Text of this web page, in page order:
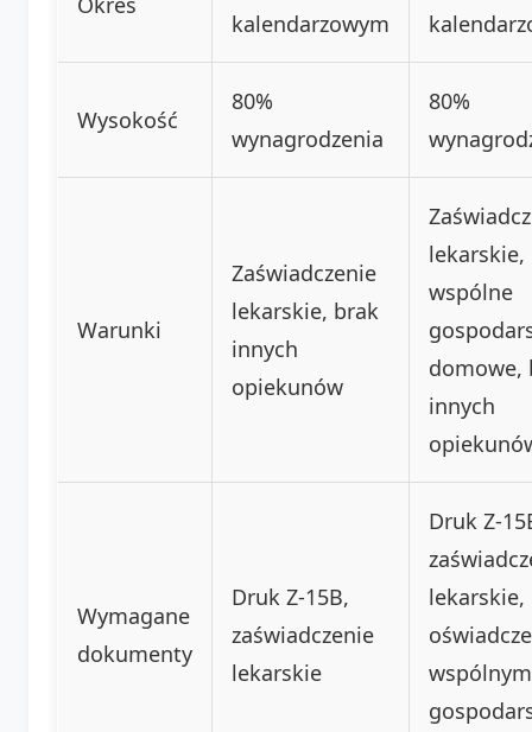
kalendarzowym
Wysokość
80%
wynagrodzenia
80%
Warunki
Zaświadczenie
lekarskie, brak
innych
opiekunów
lekarskie,
wspólne
domowe,
innych
Wymagane
dokumenty
Druk Z-15B,
zaświadczenie
lekarskie
Druk Z-
lekarskie,
wspólnym